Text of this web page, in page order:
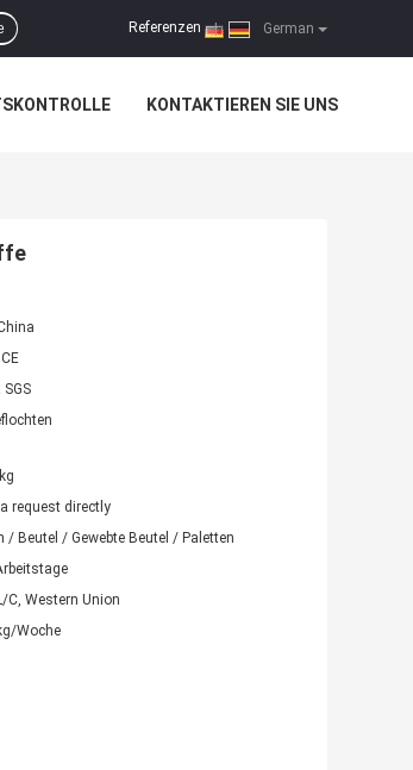
German
Referenzen |
KONTAKTIEREN SIE UNS
SGS
request directly
/ Beutel / Gewebte Beutel / Paletten
C, Western Union
Woche